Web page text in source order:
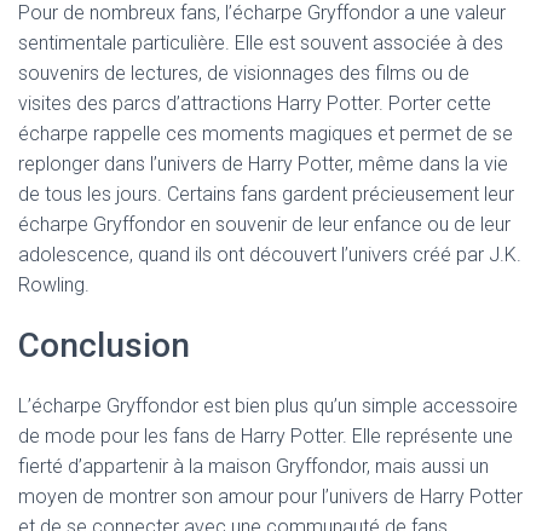
Pour de nombreux fans, l’écharpe Gryffondor a une valeur
sentimentale particulière. Elle est souvent associée à des
souvenirs de lectures, de visionnages des films ou de
visites des parcs d’attractions Harry Potter. Porter cette
écharpe rappelle ces moments magiques et permet de se
replonger dans l’univers de Harry Potter, même dans la vie
de tous les jours. Certains fans gardent précieusement leur
écharpe Gryffondor en souvenir de leur enfance ou de leur
adolescence, quand ils ont découvert l’univers créé par J.K.
Rowling.
Conclusion
L’écharpe Gryffondor est bien plus qu’un simple accessoire
de mode pour les fans de Harry Potter. Elle représente une
fierté d’appartenir à la maison Gryffondor, mais aussi un
moyen de montrer son amour pour l’univers de Harry Potter